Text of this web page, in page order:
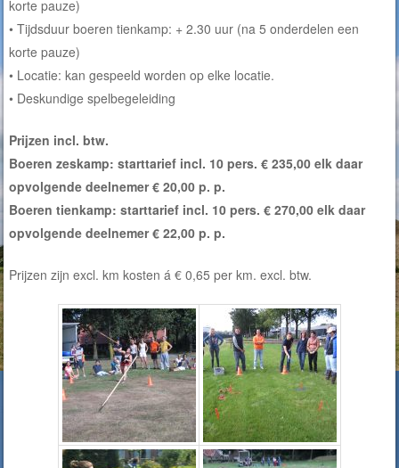
korte pauze)
• Tijdsduur boeren tienkamp: + 2.30 uur (na 5 onderdelen een
korte pauze)
• Locatie: kan gespeeld worden op elke locatie.
• Deskundige spelbegeleiding
Prijzen incl. btw.
Boeren zeskamp: starttarief incl. 10 pers. € 235,00 elk daar
opvolgende deelnemer € 20,00 p. p.
Boeren tienkamp: starttarief incl. 10 pers. € 270,00 elk daar
opvolgende deelnemer € 22,00 p. p.
Prijzen zijn excl. km kosten á € 0,65 per km. excl. btw.